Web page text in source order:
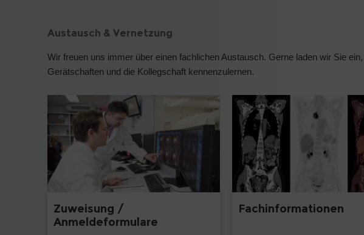
Austausch & Vernetzung
Wir freuen uns immer über einen fachlichen Austausch. Gerne laden wir Sie
Gerätschaften und die Kollegschaft kennenzulernen.
Zuweisung /
Anmeldeformulare
Fachinformationen